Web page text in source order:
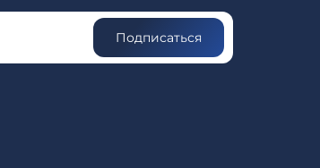
Подписаться